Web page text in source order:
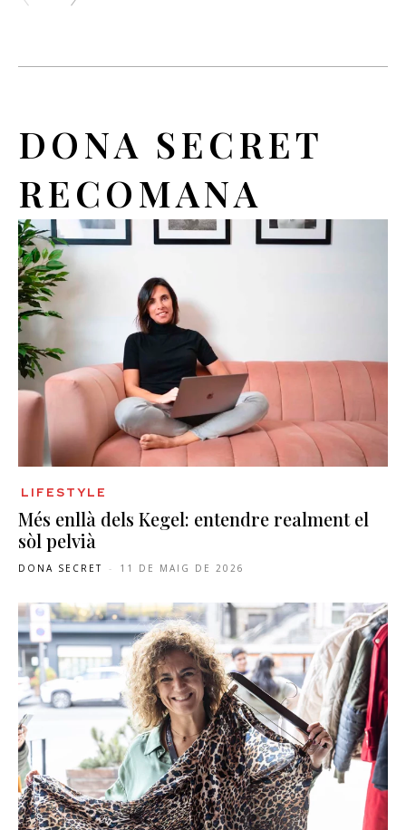
DONA SECRET
RECOMANA
LIFESTYLE
Més enllà dels Kegel: entendre realment el
sòl pelvià
DONA SECRET - 11 DE MAIG DE 2026